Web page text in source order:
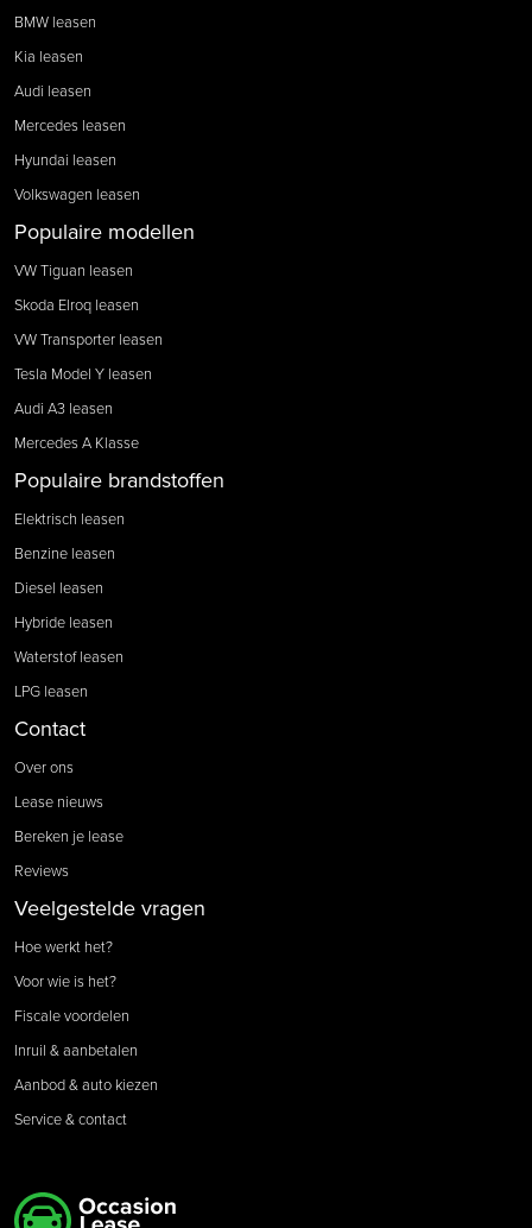
BMW leasen
Kia leasen
Audi leasen
Mercedes leasen
Hyundai leasen
Volkswagen leasen
Populaire modellen
VW Tiguan leasen
Skoda Elroq leasen
VW Transporter leasen
Tesla Model Y leasen
Audi A3 leasen
Mercedes A Klasse
Populaire brandstoffen
Elektrisch leasen
Benzine leasen
Diesel leasen
Hybride leasen
Waterstof leasen
LPG leasen
Contact
Over ons
Lease nieuws
Bereken je lease
Reviews
Veelgestelde vragen
Hoe werkt het?
Voor wie is het?
Fiscale voordelen
Inruil & aanbetalen
Aanbod & auto kiezen
Service & contact